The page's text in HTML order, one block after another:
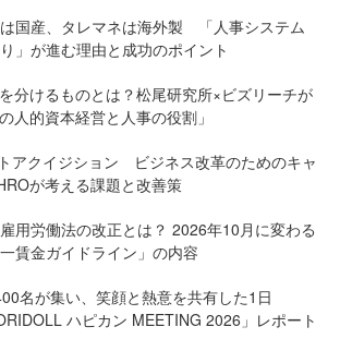
国産、タレマネは海外製 「人事システム
」が進む理由と成功のポイント
分けるものとは？松尾研究所×ビズリーチが
人的資本経営と人事の役割」
アクイジション ビジネス改革のためのキャ
が考える課題と改善策
用労働法の改正とは？ 2026年10月に変わる
一賃金ガイドライン」の内容
名が集い、笑顔と熱意を共有した1日
ハピカン MEETING 2026」レポート